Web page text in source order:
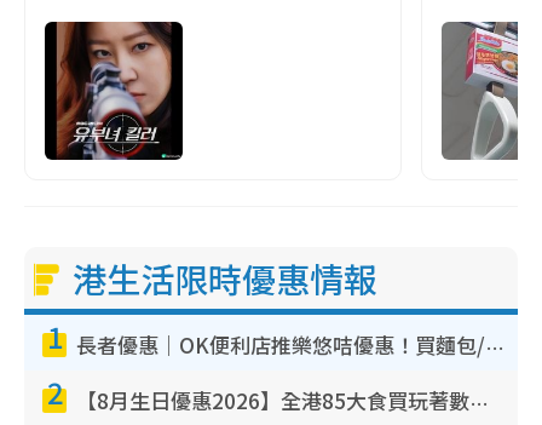
港生活限時優惠情報
1 長者優惠｜OK便利店推樂悠咭優惠！買麵包/牛奶/保健品拍卡即減
2 【8月生日優惠2026】全港85大食買玩著數攻略 自助餐/火鍋放題同行免費＋誠品/DONKI送現金券